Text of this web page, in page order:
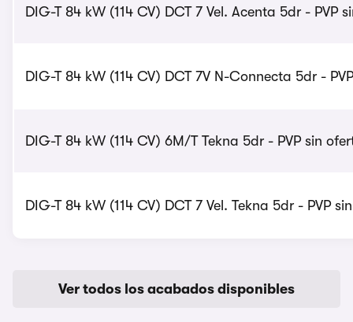
DIG-T 84 kW (114 CV) DCT 7 Vel. Acenta 5dr - PVP
DIG-T 84 kW (114 CV) DCT 7V N-Connecta 5dr -
DIG-T 84 kW (114 CV) 6M/T Tekna 5dr - PVP sin
DIG-T 84 kW (114 CV) DCT 7 Vel. Tekna 5dr - PVP
Ver todos los acabados disponibles